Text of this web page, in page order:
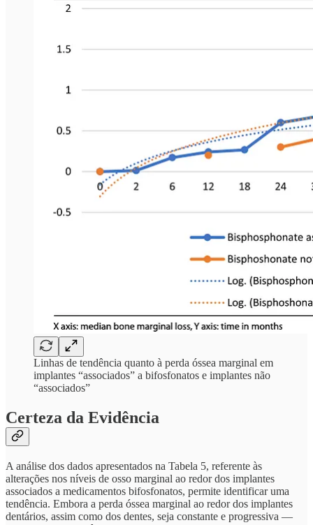
Linhas de tendência quanto à perda óssea marginal em
implantes “associados” a bifosfonatos e implantes não
“associados”
Certeza da Evidência
A análise dos dados apresentados na Tabela 5, referente às
alterações nos níveis de osso marginal ao redor dos implantes
associados a medicamentos bifosfonatos, permite identificar uma
tendência. Embora a perda óssea marginal ao redor dos implantes
dentários, assim como dos dentes, seja constante e progressiva —